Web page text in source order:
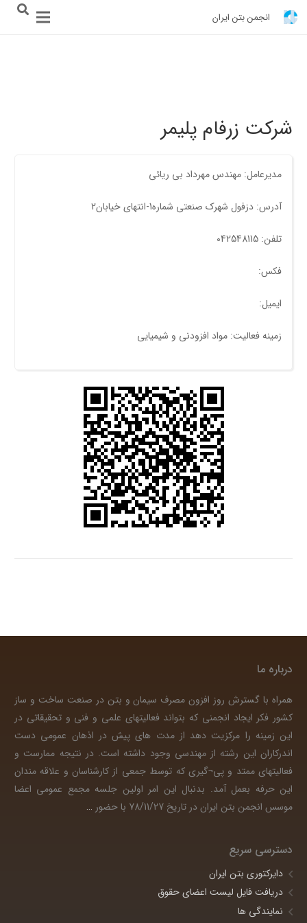
انجمن بتن ایران
شرکت زرفام پلیمر
مدیرعامل: مهندس مهرداد بی ریائی
آدرس: دزفول شهرک صنعتی شماره1-انتهای خیابان2
تلفن: 042548115
فکس:
ایمیل:
زمینه فعالیت: مواد افزودنی و شیمیایی
درباره ما
همراه با گسترش روز افزون مصرف سیمان و بتن در صنعت ساخت و ساز
کشور فکر ایجاد انجمنی که بتواند فعالیتهای علمی و فنی و تحقیقاتی در
این زمینه را مرکزیت دهد از مدت های پیش در اذهان عمومی دست
اندرکاران این رشته از مهندسی وجود داشته است. در نتیجه ممارست و
فعالیتهای ممتد و پی¬گیری که توسط جمعی از کارشناسان و علاقه مندان
این حرفه بعمل آمد. بدنبال این امر اولین جلسه مجمع عمومی اعضا
موسس انجمن بتن ایران در تاریخ 78/11/27 با حضور
…
دسترسی سریع
دایرکتوری بتن ایران
دریافت فایل لیست اعضای حقوق
نمایندگی ها